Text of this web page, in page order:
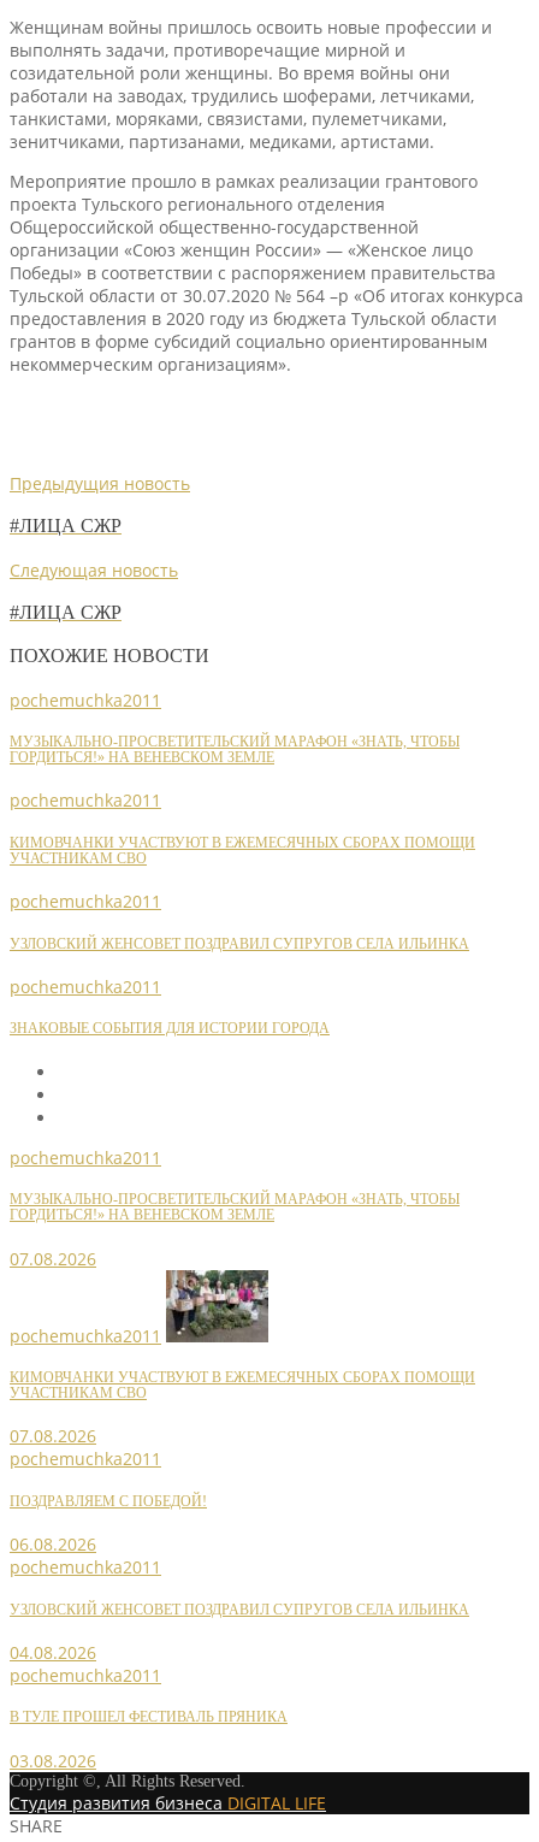
Женщинам войны пришлось освоить новые профессии и
выполнять задачи, противоречащие мирной и
созидательной роли женщины. Во время войны они
работали на заводах, трудились шоферами, летчиками,
танкистами, моряками, связистами, пулеметчиками,
зенитчиками, партизанами, медиками, артистами.
Мероприятие прошло в рамках реализации грантового
проекта Тульского регионального отделения
Общероссийской общественно-государственной
организации «Союз женщин России» — «Женское лицо
Победы» в соответствии c распоряжением правительства
Тульской области от 30.07.2020 № 564 –р «Об итогах конкурса
предоставления в 2020 году из бюджета Тульской области
грантов в форме субсидий социально ориентированным
некоммерческим организациям».
Предыдущия новость
#ЛИЦА СЖР
Следующая новость
#ЛИЦА СЖР
ПОХОЖИЕ НОВОСТИ
pochemuchka2011
МУЗЫКАЛЬНО-ПРОСВЕТИТЕЛЬСКИЙ МАРАФОН «ЗНАТЬ, ЧТОБЫ
ГОРДИТЬСЯ!» НА ВЕНЕВСКОМ ЗЕМЛЕ
pochemuchka2011
КИМОВЧАНКИ УЧАСТВУЮТ В ЕЖЕМЕСЯЧНЫХ СБОРАХ ПОМОЩИ
УЧАСТНИКАМ СВО
pochemuchka2011
УЗЛОВСКИЙ ЖЕНСОВЕТ ПОЗДРАВИЛ СУПРУГОВ СЕЛА ИЛЬИНКА
pochemuchka2011
ЗНАКОВЫЕ СОБЫТИЯ ДЛЯ ИСТОРИИ ГОРОДА
pochemuchka2011
МУЗЫКАЛЬНО-ПРОСВЕТИТЕЛЬСКИЙ МАРАФОН «ЗНАТЬ, ЧТОБЫ
ГОРДИТЬСЯ!» НА ВЕНЕВСКОМ ЗЕМЛЕ
07.08.2026
pochemuchka2011
КИМОВЧАНКИ УЧАСТВУЮТ В ЕЖЕМЕСЯЧНЫХ СБОРАХ ПОМОЩИ
УЧАСТНИКАМ СВО
07.08.2026
pochemuchka2011
ПОЗДРАВЛЯЕМ С ПОБЕДОЙ!
06.08.2026
pochemuchka2011
УЗЛОВСКИЙ ЖЕНСОВЕТ ПОЗДРАВИЛ СУПРУГОВ СЕЛА ИЛЬИНКА
04.08.2026
pochemuchka2011
В ТУЛЕ ПРОШЕЛ ФЕСТИВАЛЬ ПРЯНИКА
03.08.2026
Copyright ©, All Rights Reserved.
Студия развития бизнеса DIGITAL LIFE
SHARE